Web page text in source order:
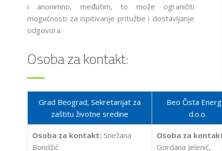
i anonimno, međutim, to može ograničiti
mogućnosti za ispitivanje pritužbe i dostavljanje
odgovora.
Osoba za kontakt:
Grad Beograd, Sekretarijat za
zaštitu životne sredine
Beo Čista
d.o.o.
Osoba za kontakt: Snežana
Bondžić
Osoba za
Gordana Jelenić,